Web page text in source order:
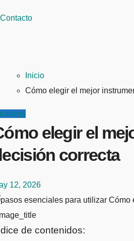
Contacto
Inicio
Cómo elegir el mejor
elegir el
correcta
12, 2026
de contenidos: